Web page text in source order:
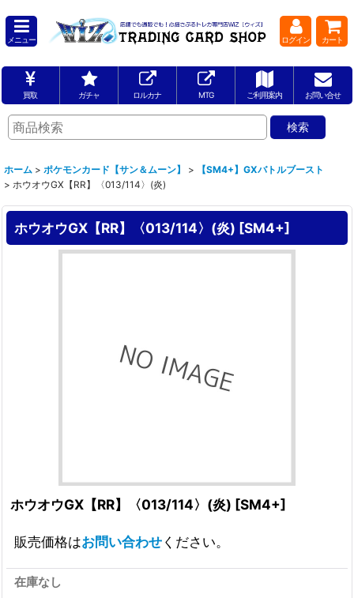
メニュー ログイン カート
買取 ガチャ ロルカナ MTG ご利用案内 お問い合せ
ホーム > ポケモンカード【サン＆ムーン】 >
【SM4+】GXバトルブースト
> ホウオウGX【RR】〈013/114〉(炎)
ホウオウGX【RR】〈013/114〉(炎) [SM4+]
ホウオウGX【RR】〈013/114〉(炎) [SM4+]
販売価格はお問い合わせください。
在庫なし